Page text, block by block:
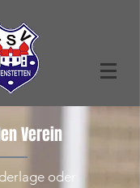
Verein
oder